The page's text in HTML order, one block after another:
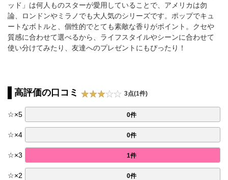
ッド」は何人ものスターが愛用していることで、アメリカは勿
論、ロンドンやミラノでも大人気のシリーズです。ポップでキュ
ートなボトルと、個性的でとても素敵な香りがポイント。クセや
質感に合わせて選べるから、ライフスタイルやシーンに合わせて
使い分けてみたり、友達へのプレゼントにもぴったり！
高評価の口コミ 3点(1件)
☆×5 0件
☆×4 0件
☆×3 1件
☆×2 0件